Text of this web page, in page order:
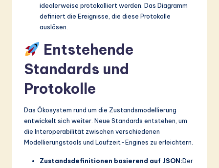
idealerweise protokolliert werden. Das Diagramm
definiert die Ereignisse, die diese Protokolle
auslösen.
Entstehende
Standards und
Protokolle
Das Ökosystem rund um die Zustandsmodellierung
entwickelt sich weiter. Neue Standards entstehen, um
die Interoperabilität zwischen verschiedenen
Modellierungstools und Laufzeit-Engines zu erleichtern.
Zustandsdefinitionen basierend auf JSON:Der